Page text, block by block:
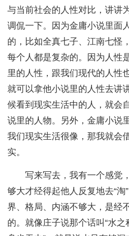
与当前社会的人性对比，讲讲
调侃一下。因为金庸小说里面
的，比如全真七子、江南七怪
每个人都是复杂的。因为人性
里的人性，跟我们现代的人性
就可以拿他小说里的人性去讲
候看到现实生活中的人，就会
说里的人物。另外，金庸小说
我们现实生活很像，那我就会
实。
写来写去，我有一个感觉
够大才经得起他人反复地去“淘
界、格局、内涵不够大，是经
的。就像庄子说那个话叫“水